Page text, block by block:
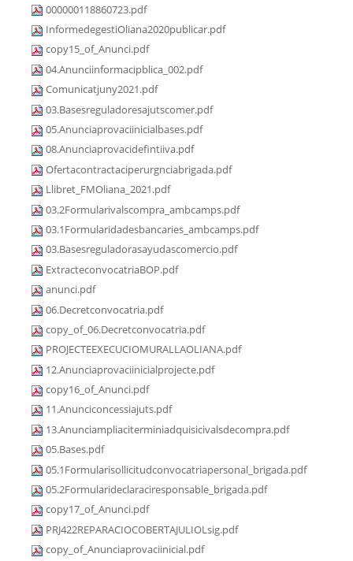
000000118860723.pdf
InformedegestiOliana2020publicar.pdf
copy15_of_Anunci.pdf
04.Anunciinformacipblica_002.pdf
Comunicatjuny2021.pdf
03.Basesreguladoresajutscomer.pdf
05.Anunciaprovaciinicialbases.pdf
08.Anunciaprovacidefintiiva.pdf
Ofertacontractaciperurgnciabrigada.pdf
Llibret_FMOliana_2021.pdf
03.2Formularivalscompra_ambcamps.pdf
03.1Formularidadesbancaries_ambcamps.pdf
03.Basesreguladorasayudascomercio.pdf
ExtracteconvocatriaBOP.pdf
anunci.pdf
06.Decretconvocatria.pdf
copy_of_06.Decretconvocatria.pdf
PROJECTEEXECUCIOMURALLAOLIANA.pdf
12.Anunciaprovaciinicialprojecte.pdf
copy16_of_Anunci.pdf
11.Anunciconcessiajuts.pdf
13.Anunciampliaciterminiadquisicivalsdecompra.pdf
05.Bases.pdf
05.1Formularisollicitudconvocatriapersonal_brigada.pdf
05.2Formularideclaraciresponsable_brigada.pdf
copy17_of_Anunci.pdf
PRJ422REPARACIOCOBERTAJULIOLsig.pdf
copy_of_Anunciaprovaciinicial.pdf